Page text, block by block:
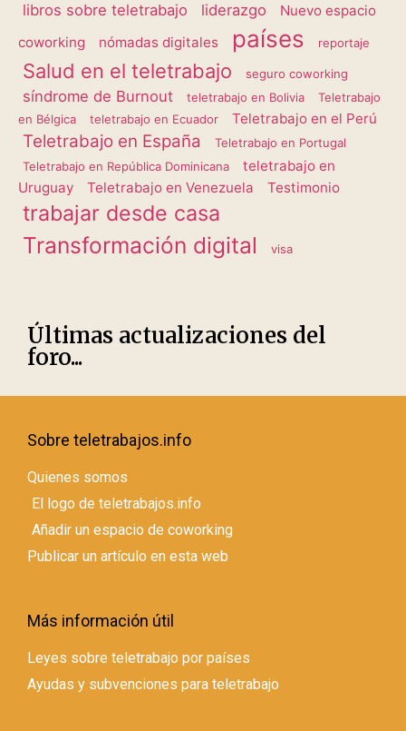
libros sobre teletrabajo liderazgo
Nuevo espacio
coworking
nómadas digitales países reportaje
Salud en el teletrabajo seguro coworking
síndrome de Burnout teletrabajo en Bolivia
Teletrabajo
en Bélgica
teletrabajo en Ecuador Teletrabajo en el Perú
Teletrabajo en España
Teletrabajo en Portugal
Teletrabajo en República Dominicana
teletrabajo en
Uruguay
Teletrabajo en Venezuela Testimonio
trabajar desde casa
Transformación digital visa
Últimas actualizaciones del
foro...
Sobre teletrabajos.info
Quienes somos
El logo de teletrabajos.info
Añadir un espacio de coworking
Publicar un artículo en esta web
Más información útil
Leyes sobre teletrabajo por países
Ayudas y subvenciones para teletrabajo